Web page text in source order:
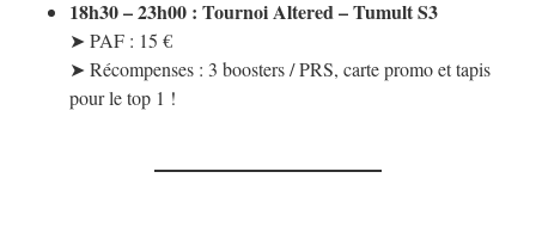
18h30 – 23h00 : Tournoi Altered – Tumult S3
➤ PAF : 15 €
➤ Récompenses : 3 boosters / PRS, carte promo et tapis
pour le top 1 !